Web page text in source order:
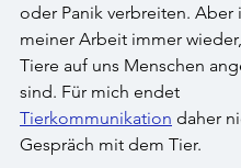
oder Panik verbreiten. Aber
meiner Arbeit immer
Tiere auf uns Menschen
sind. Für mich endet
Tierkommunikation daher
Gespräch mit dem Tier.